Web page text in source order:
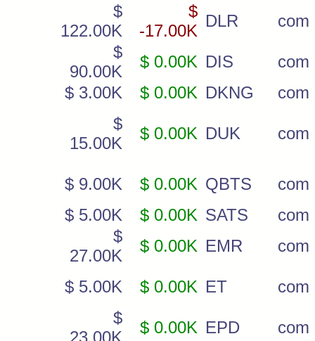
$
122.00K
$
-17.00K
DLR
com
$
90.00K
$ 0.00K DIS
com
$ 3.00K
$ 0.00K DKNG
com
$
15.00K
$ 0.00K DUK com
$ 9.00K $ 0.00K QBTS
com
$ 5.00K
$ 0.00K SATS
com
$
27.00K
$ 0.00K EMR com
$ 5.00K $ 0.00K ET
com
$
23.00K
$ 0.00K EPD
com